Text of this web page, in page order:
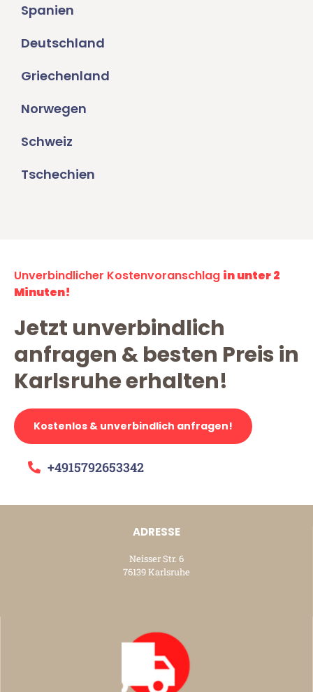
Spanien
Deutschland
Griechenland
Norwegen
Schweiz
Tschechien
Unverbindlicher Kostenvoranschlag in unter 2
Minuten!
Jetzt unverbindlich
anfragen & besten Preis in
Karlsruhe erhalten!
Kostenlos & unverbindlich anfragen!
+4915792653342
ADRESSE
Neisser Str. 6
76139 Karlsruhe